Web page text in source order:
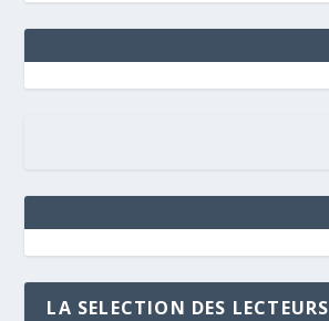
LA SELECTION DES LECTEURS